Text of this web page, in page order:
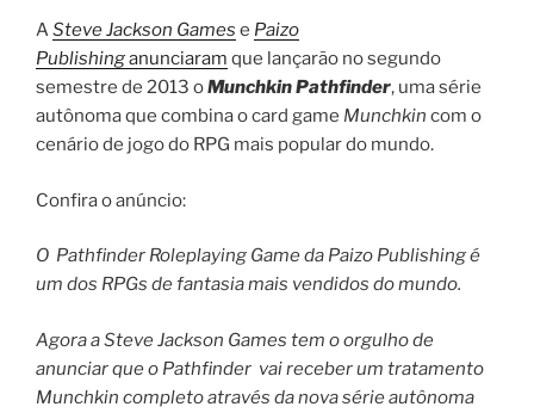
ASteve Jackson Games e Paizo
Publishinganunciaram que lançarão no segundo
semestre de 2013 oMunchkin Pathfinder, uma série
autônoma que combina o card game Munchkin com o
cenário de jogo do RPG mais popular do mundo.
Confira o anúncio:
O Pathfinder Roleplaying Game da Paizo Publishing é
um dos RPGs de fantasia mais vendidos do mundo.
Agora a Steve Jackson Games tem o orgulho de
anunciar que o Pathfinder vai receber um tratamento
Munchkin completo através da nova série autônoma